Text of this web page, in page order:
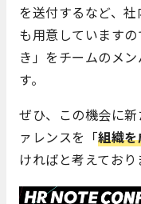
を送付するなど、
も用意しています
き」をチームのメ
す。
ぜひ、この機会に
ァレンスを「組織
ければと考えており